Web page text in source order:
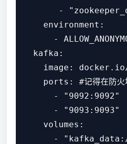
-
    environment:
-
  kafka:
image:
ports: #记得在防火
      - "9092:9092"
      - "9093:9093"
    volumes:
-